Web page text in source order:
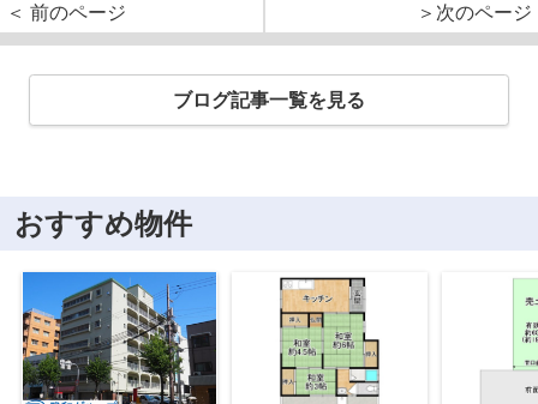
＜ 前のページ ＞次のページ
ブログ記事一覧を見る
おすすめ物件